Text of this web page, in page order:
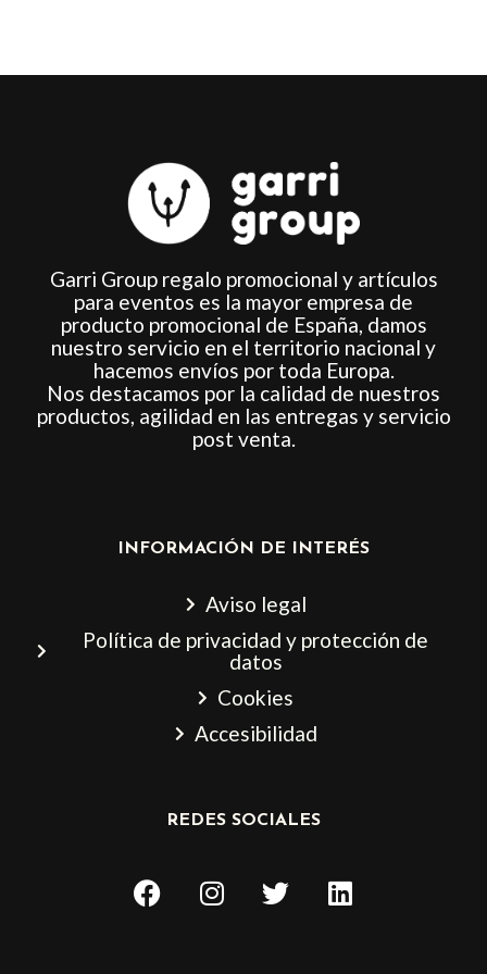
Garri Group regalo promocional y artículos
para eventos es la mayor empresa de
producto promocional de España, damos
nuestro servicio en el territorio nacional y
hacemos envíos por toda Europa.
Nos destacamos por la calidad de nuestros
productos, agilidad en las entregas y servicio
post venta.
INFORMACIÓN DE INTERÉS
Aviso legal
Política de privacidad y protección de
datos
Cookies
Accesibilidad
REDES SOCIALES
F
a
I
n
T
w
L
i